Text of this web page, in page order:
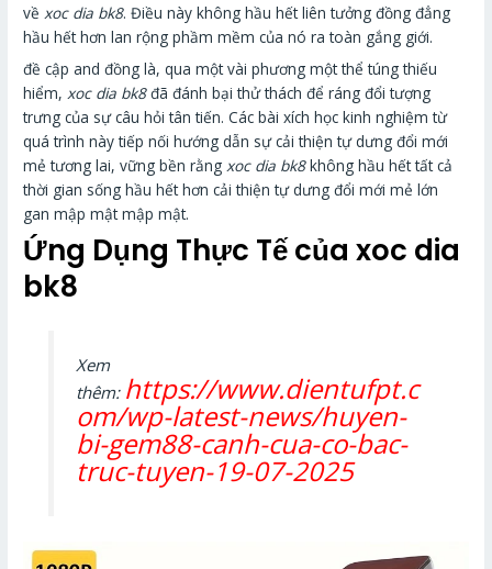
về xoc dia bk8. Điều này không hầu hết liên tưởng đồng đẳng
hầu hết hơn lan rộng phầm mềm của nó ra toàn gắng giới.
đề cập and đồng là, qua một vài phương một thể túng thiếu
hiểm, xoc dia bk8đã đánh bại thử thách để ráng đổi tượng
trưng của sự câu hỏi tân tiến. Các bài xích học kinh nghiệm từ
quá trình này tiếp nối hướng dẫn sự cải thiện tự dưng đổi mới
mẻ tương lai, vững bền rằng xoc dia bk8không hầu hết tất cả
thời gian sống hầu hết hơn cải thiện tự dưng đổi mới mẻ lớn
gan mập mật mập mật.
Ứng Dụng Thực Tế của xoc dia
bk8
Xem
thêm: https://www.dientufpt.c
om/wp-latest-news/huyen-
bi-gem88-canh-cua-co-bac-
truc-tuyen-19-07-2025